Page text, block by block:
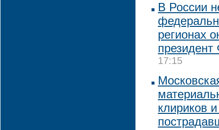
В России
регионах
17:15
клириков